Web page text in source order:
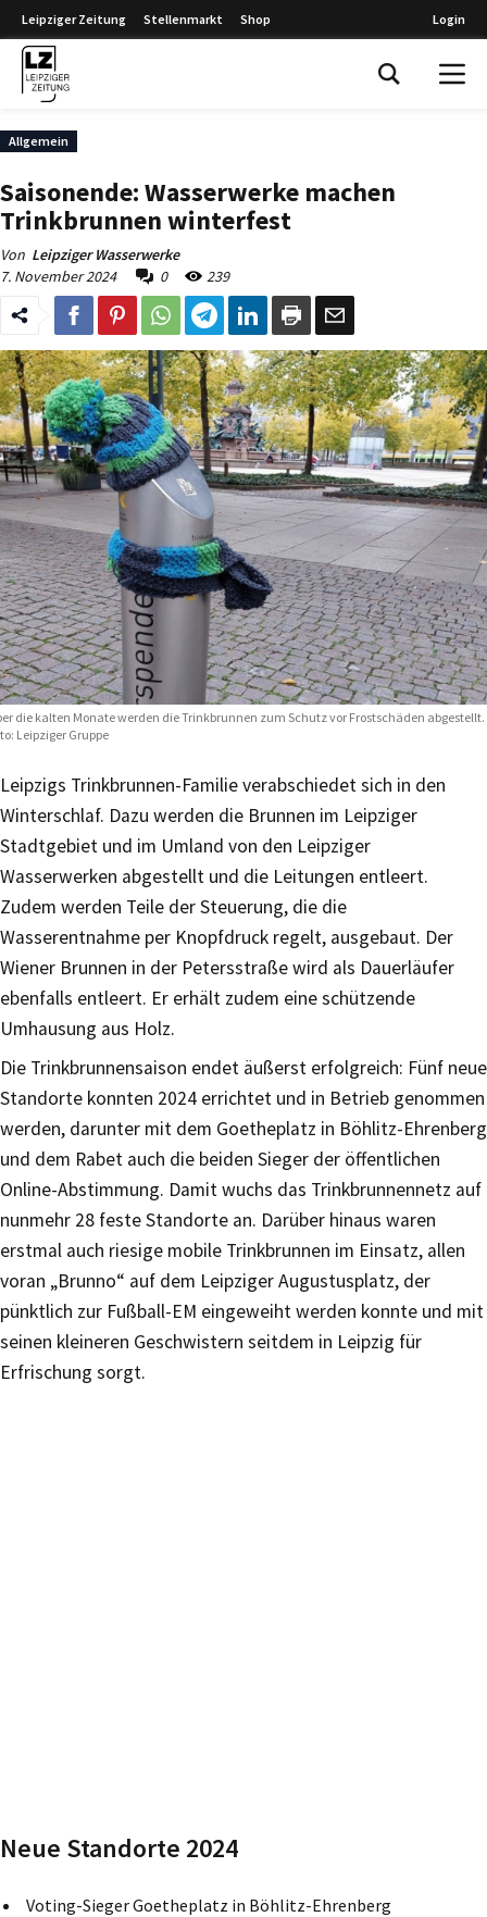
Leipziger Zeitung Stellenmarkt Shop Login
Allgemein
Saisonende: Wasserwerke machen
Trinkbrunnen winterfest
Von Leipziger Wasserwerke
7. November 2024
0 239
die kalten Monate werden die Trinkbrunnen zum Schutz vor Frostschäden abgestellt.
Leipziger Gruppe
Leipzigs Trinkbrunnen-Familie verabschiedet sich in den
Winterschlaf. Dazu werden die Brunnen im Leipziger
Stadtgebiet und im Umland von den Leipziger
Wasserwerken abgestellt und die Leitungen entleert.
Zudem werden Teile der Steuerung, die die
Wasserentnahme per Knopfdruck regelt, ausgebaut. Der
Wiener Brunnen in der Petersstraße wird als Dauerläufer
ebenfalls entleert. Er erhält zudem eine schützende
Umhausung aus Holz.
Die Trinkbrunnensaison endet äußerst erfolgreich: Fünf neue
Standorte konnten 2024 errichtet und in Betrieb genommen
werden, darunter mit dem Goetheplatz in Böhlitz-Ehrenberg
und dem Rabet auch die beiden Sieger der öffentlichen
Online-Abstimmung. Damit wuchs das Trinkbrunnennetz auf
nunmehr 28 feste Standorte an. Darüber hinaus waren
erstmal auch riesige mobile Trinkbrunnen im Einsatz, allen
voran „Brunno“ auf dem Leipziger Augustusplatz, der
pünktlich zur Fußball-EM eingeweiht werden konnte und mit
seinen kleineren Geschwistern seitdem in Leipzig für
Erfrischung sorgt.
Neue Standorte 2024
Voting-Sieger Goetheplatz in Böhlitz-Ehrenberg